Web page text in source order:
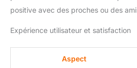
de
le
positive avec des proches ou des
Expérience utilisateur et satisfaction
Aspect